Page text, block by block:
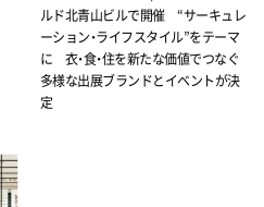
ルド北青山ビルで開催 “サーキュレ
ーション・ライフスタイル”をテーマ
に 衣・食・住を新たな価値でつなぐ
多様な出展ブランドとイベントが決
定